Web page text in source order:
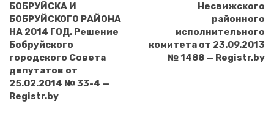
БОБРУЙСКА И
БОБРУЙСКОГО РАЙОНА
НА 2014 ГОД. Решение
Бобруйского
городского Совета
депутатов от
25.02.2014 № 33-4 —
Registr.by
Несвижского
районного
исполнительного
комитета от 23.09.2013
№ 1488 — Registr.by